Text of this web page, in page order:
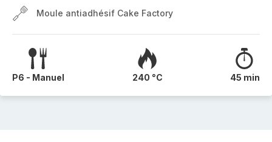
Moule antiadhésif Cake Factory
P6 - Manuel 240 °C 45 min